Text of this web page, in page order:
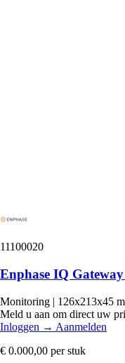
11100020
Enphase IQ
Monitoring | 126x213x45
Meld u aan om direct uw
Inloggen → Aanmelden
€ 0.000,00 per stuk